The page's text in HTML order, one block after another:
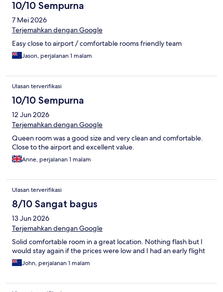
10/10 Sempurna
7 Mei 2026
Terjemahkan dengan Google
Easy close to airport / comfortable rooms friendly team
Jason, perjalanan 1 malam
Ulasan terverifikasi
10/10 Sempurna
12 Jun 2026
Terjemahkan dengan Google
Queen room was a good size and very clean and comfortable.
Close to the airport and excellent value.
Anne, perjalanan 1 malam
Ulasan terverifikasi
8/10 Sangat bagus
13 Jun 2026
Terjemahkan dengan Google
Solid comfortable room in a great location. Nothing flash but I
would stay again if the prices were low and I had an early flight
John, perjalanan 1 malam